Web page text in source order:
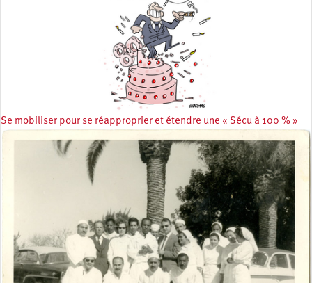
Se mobiliser pour se réapproprier et étendre une « Sécu à 100 % »